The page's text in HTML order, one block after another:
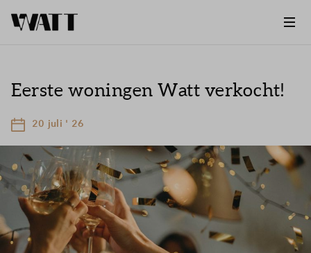
Eerste woningen Watt verkocht!
20 juli ' 26